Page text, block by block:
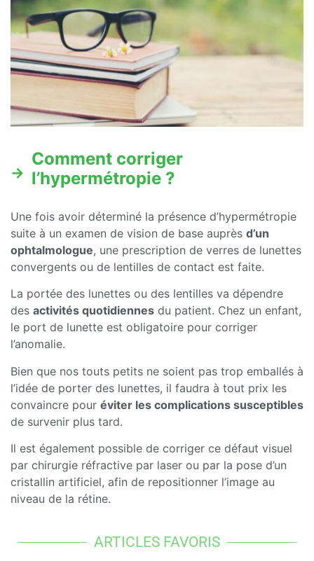
Comment corriger
l’hypermétropie ?
Une fois avoir déterminé la présence d’hypermétropie
suite à un examen de vision de base auprès d’un
ophtalmologue, une prescription de verres de lunettes
convergents ou de lentilles de contact est faite.
La portée des lunettes ou des lentilles va dépendre
des activités quotidiennes du patient. Chez un enfant,
le port de lunette est obligatoire pour corriger
l’anomalie.
Bien que nos touts petits ne soient pas trop emballés à
l’idée de porter des lunettes, il faudra à tout prix les
convaincre pour éviter les complications susceptibles
de survenir plus tard.
Il est également possible de corriger ce défaut visuel
par chirurgie réfractive par laser ou par la pose d’un
cristallin artificiel, afin de repositionner l’image au
niveau de la rétine.
ARTICLES FAVORIS